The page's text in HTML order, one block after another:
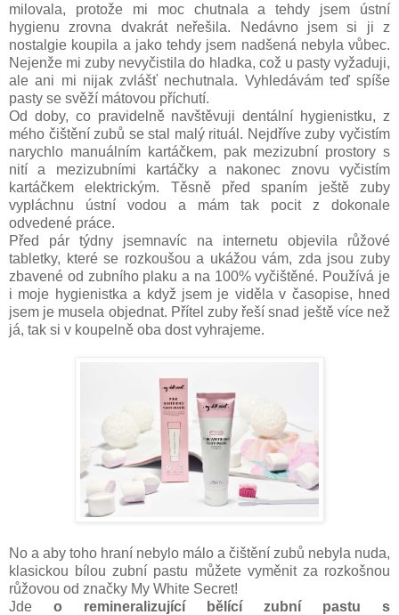
milovala, protože mi moc chutnala a tehdy jsem ústní
hygienu zrovna dvakrát neřešila. Nedávno jsem si ji z
nostalgie koupila a jako tehdy jsem nadšená nebyla vůbec.
Nejenže mi zuby nevyčistila do hladka, což u pasty vyžaduji,
ale ani mi nijak zvlášť nechutnala. Vyhledávám teď spíše
pasty se svěží mátovou příchutí.
Od doby, co pravidelně navštěvuji dentální hygienistku, z
mého čištění zubů se stal malý rituál. Nejdříve zuby vyčistím
narychlo manuálním kartáčkem, pak mezizubní prostory s
nití a mezizubními kartáčky a nakonec znovu vyčistím
kartáčkem elektrickým. Těsně před spaním ještě zuby
vypláchnu ústní vodou a mám tak pocit z dokonale
odvedené práce.
Před pár týdny jsemnavíc na internetu objevila růžové
tabletky, které se rozkoušou a ukážou vám, zda jsou zuby
zbavené od zubního plaku a na 100% vyčištěné. Používá je
i moje hygienistka a když jsem je viděla v časopise, hned
jsem je musela objednat. Přítel zuby řeší snad ještě více než
já, tak si v koupelně oba dost vyhrajeme.
No a aby toho hraní nebylo málo a čištění zubů nebyla nuda,
klasickou bílou zubní pastu můžete vyměnit za rozkošnou
růžovou od značky My White Secret!
Jde o remineralizující bělící zubní pastu s